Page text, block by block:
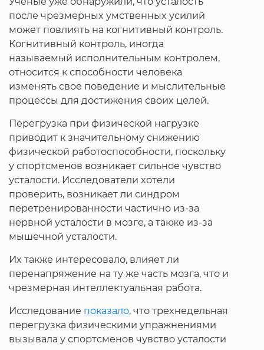
после чрезмерных умственных усилий
может повлиять на когнитивный контроль.
Когнитивный контроль, иногда
называемый исполнительным контролем,
относится к способности человека
изменять свое поведение и мыслительные
процессы для достижения своих целей.
Перегрузка при физической нагрузке
приводит к значительному снижению
физической работоспособности, поскольку
у спортсменов возникает сильное чувство
усталости. Исследователи хотели
проверить, возникает ли синдром
перетренированности частично из-за
нервной усталости в мозге, а также из-за
мышечной усталости.
Их также интересовало, влияет ли
перенапряжение на ту же часть мозга, что и
чрезмерная интеллектуальная работа.
Исследование показало, что трехнедельная
перегрузка физическими упражнениями
вызывала у спортсменов чувство усталости